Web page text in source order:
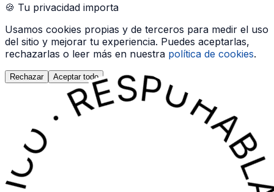
🍪 Tu privacidad importa
Usamos cookies propias y de terceros para medir el uso
del sitio y mejorar tu experiencia. Puedes aceptarlas,
rechazarlas o leer más en nuestra política de cookies.
Rechazar Aceptar todo